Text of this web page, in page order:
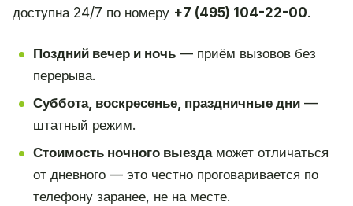
доступна 24/7 по номеру +7 (495) 104-22-00.
Поздний вечер и ночь— приём вызовов без
перерыва.
Суббота, воскресенье, праздничные дни—
штатный режим.
Стоимость ночного выездаможет отличаться
от дневного — это честно проговаривается по
телефону заранее, не на месте.